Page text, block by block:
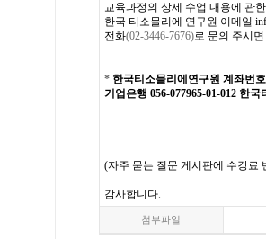
교육과정의 상세 수업 내용에 관한
한국 티소믈리에 연구원 이메일
전화(02-3446-7676)로 문의 주시면
* 한국티소믈리에연구원 계좌번호
기업은행 056-077965-01-012 한국
(자주 묻는 질문 게시판에 수강료
감사합니다.
첨부파일